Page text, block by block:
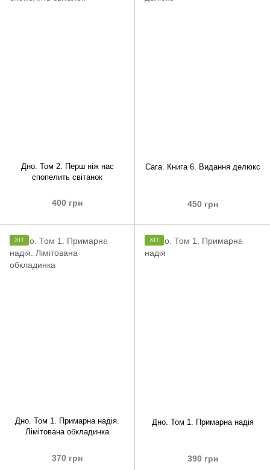
Дно. Том 2. Перш ніж нас
спопелить світанок
400 грн
Сага. Книга 6. Видання делюкс
450 грн
ХІТ
Дно. Том 1. Примарна надія.
Лімітована обкладинка
370 грн
ХІТ
Дно. Том 1. Примарна надія
390 грн